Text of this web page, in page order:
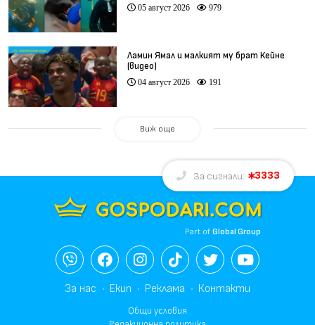
05 август 2026 979
Ламин Ямал и малкият му брат Кейне
(видео)
04 август 2026 191
Виж още
За сигнали: 3333
Part ofGlobal Group
За нас Екип Реклама Контакти
Общи условия